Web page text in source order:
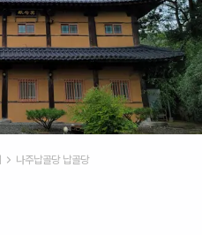
나주납골당 납골당